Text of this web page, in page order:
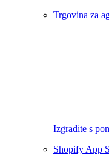
Trgovina za
Izgradite s
Shopify App